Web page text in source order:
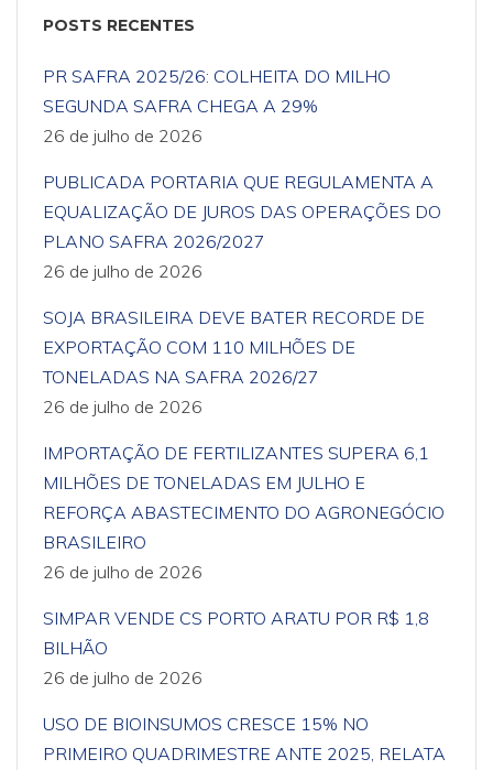
POSTS RECENTES
PR SAFRA 2025/26: COLHEITA DO MILHO
SEGUNDA SAFRA CHEGA A 29%
26 de julho de 2026
PUBLICADA PORTARIA QUE REGULAMENTA A
EQUALIZAÇÃO DE JUROS DAS OPERAÇÕES DO
PLANO SAFRA 2026/2027
26 de julho de 2026
SOJA BRASILEIRA DEVE BATER RECORDE DE
EXPORTAÇÃO COM 110 MILHÕES DE
TONELADAS NA SAFRA 2026/27
26 de julho de 2026
IMPORTAÇÃO DE FERTILIZANTES SUPERA 6,1
MILHÕES DE TONELADAS EM JULHO E
REFORÇA ABASTECIMENTO DO AGRONEGÓCIO
BRASILEIRO
26 de julho de 2026
SIMPAR VENDE CS PORTO ARATU POR R$ 1,8
BILHÃO
26 de julho de 2026
USO DE BIOINSUMOS CRESCE 15% NO
PRIMEIRO QUADRIMESTRE ANTE 2025, RELATA